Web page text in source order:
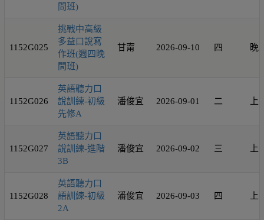
間班)
1152G025
挑戰中高級
多益口說寫
作班(週四晚
間班)
甘甯 2026-09-10 四 晚
1152G026
英語聽力口
說訓練-初級
先修A
潘俊宜 2026-09-01 二 上
1152G027
英語聽力口
說訓練-進階
3B
潘俊宜 2026-09-02 三 上
1152G028
英語聽力口
語訓練-初級
2A
潘俊宜 2026-09-03 四 上